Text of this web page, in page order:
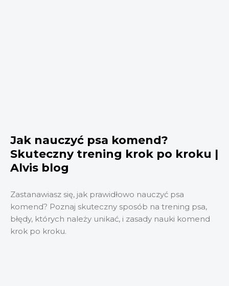
Jak nauczyć psa komend?
Skuteczny trening krok po kroku |
Alvis blog
Zastanawiasz się, jak prawidłowo nauczyć psa
komend? Poznaj skuteczny sposób na trening psa,
błędy, których należy unikać, i zasady nauki komend
krok po kroku.